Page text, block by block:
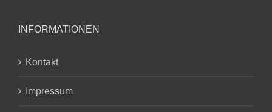
INFORMATIONEN
Kontakt
Impressum